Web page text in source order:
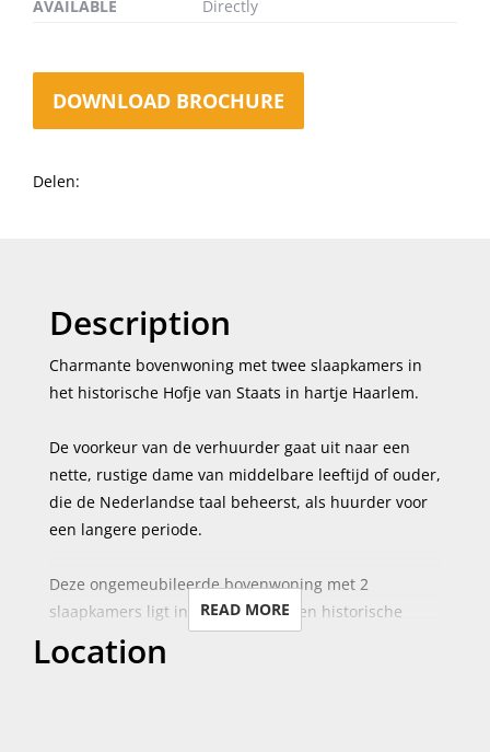
AVAILABLE
Directly
DOWNLOAD BROCHURE
Delen:
Description
Charmante bovenwoning met twee slaapkamers in
het historische Hofje van Staats in hartje Haarlem.
De voorkeur van de verhuurder gaat uit naar een
nette, rustige dame van middelbare leeftijd of ouder,
die de Nederlandse taal beheerst, als huurder voor
een langere periode.
Deze ongemeubileerde bovenwoning met 2
slaapkamers ligt in het pittoreske en historische
Hofje van Staats, een van de meest geliefde
verborgen pareltjes van Haarlem. Deze unieke
READ MORE
Location